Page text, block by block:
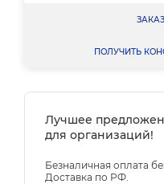
ПОЛУЧИТЬ
Лучшее
для организаций!
Безналичная оплата
Доставка по РФ.